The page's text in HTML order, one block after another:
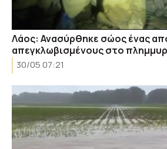
Λάος: Ανασύρθηκε σώος ένας
απεγκλωβισμένους στο
30/05 07:21